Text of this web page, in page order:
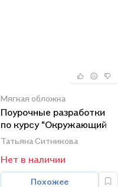
Мягкая обложка
Поурочные разработки
по курсу "Окружающий
мир". 3 класс. К УМК А.А.
России"). Пособие для
учителя. ФГОС Новый
Татьяна Ситникова
Нет в наличии
Похожее